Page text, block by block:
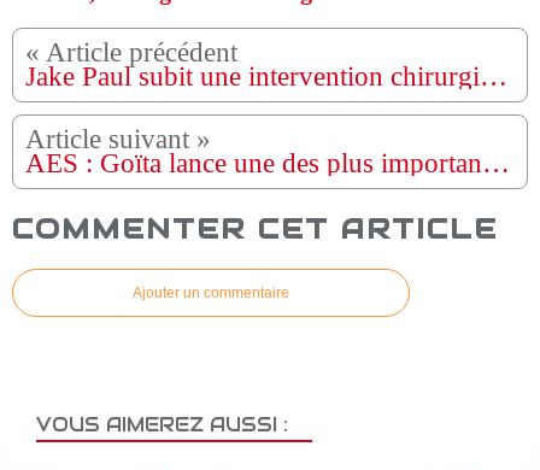
Jake Paul subit une intervention chirurgicale après une fracture de la mâchoire suite à son KO contre Anthony Joshua.
AES : Goïta lance une des plus importantes initiatives de l’alliance
COMMENTER CET ARTICLE
Ajouter un commentaire
VOUS AIMEREZ AUSSI :